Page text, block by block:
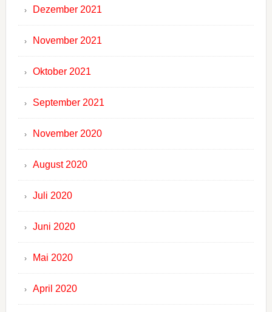
Dezember 2021
November 2021
Oktober 2021
September 2021
November 2020
August 2020
Juli 2020
Juni 2020
Mai 2020
April 2020